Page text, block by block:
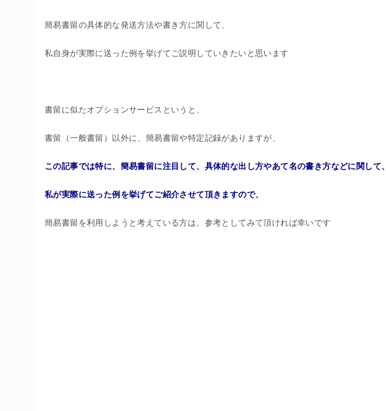
簡易書留の具体的な発送方法や書き方に関して、
私自身が実際に送った例を挙げてご説明していきたいと思います
書留に似たオプションサービスというと、
書留（一般書留）以外に、簡易書留や特定記録がありますが、
この記事では特に、簡易書留に注目して、具体的な出し方やあて名の書き方などに関して、
私が実際に送った例を挙げてご紹介させて頂きますので、
簡易書留を利用しようと考えている方は、参考としてみて頂ければ幸いです